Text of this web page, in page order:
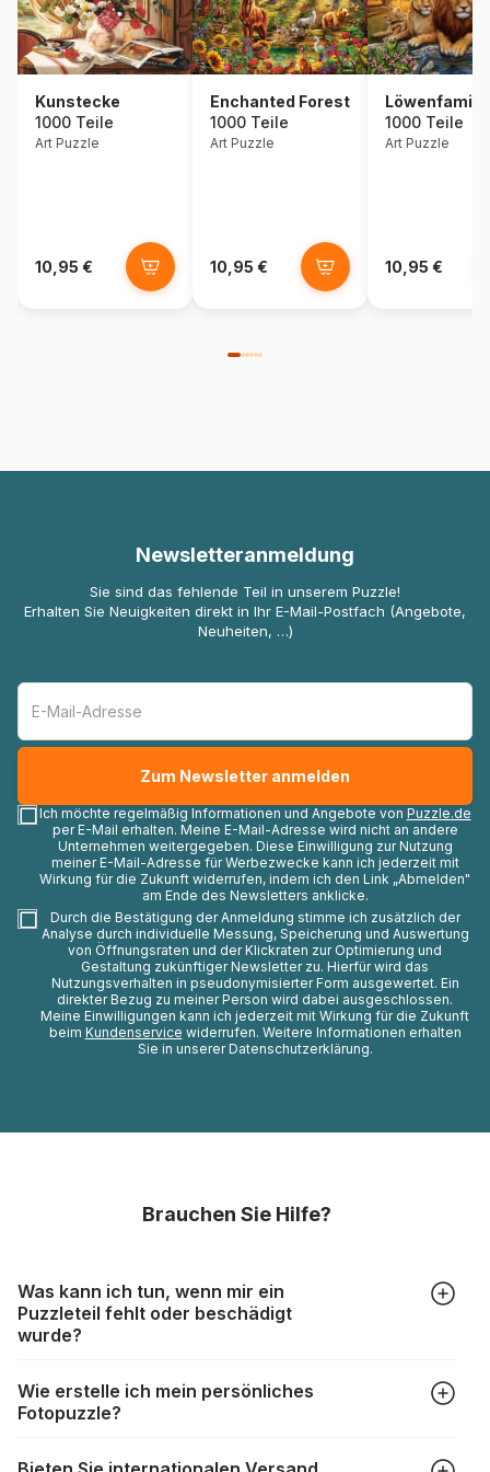
Kunstecke
1000 Teile
Art Puzzle
10,95 €
Enchanted Forest
1000 Teile
Art Puzzle
10,95 €
Löwenfamilie
1000 Teile
Art Puzzle
10,95 €
Newsletteranmeldung
Sie sind das fehlende Teil in unserem Puzzle!
Erhalten Sie Neuigkeiten direkt in Ihr E-Mail-Postfach (Angebote,
Neuheiten, …)
Ich möchte regelmäßig Informationen und Angebote von Puzzle.de
per E-Mail erhalten. Meine E-Mail-Adresse wird nicht an andere
Unternehmen weitergegeben. Diese Einwilligung zur Nutzung
meiner E-Mail-Adresse für Werbezwecke kann ich jederzeit mit
Wirkung für die Zukunft widerrufen, indem ich den Link „Abmelden"
am Ende des Newsletters anklicke.
Durch die Bestätigung der Anmeldung stimme ich zusätzlich der
Analyse durch individuelle Messung, Speicherung und Auswertung
von Öffnungsraten und der Klickraten zur Optimierung und
Gestaltung zukünftiger Newsletter zu. Hierfür wird das
Nutzungsverhalten in pseudonymisierter Form ausgewertet. Ein
direkter Bezug zu meiner Person wird dabei ausgeschlossen.
Meine Einwilligungen kann ich jederzeit mit Wirkung für die Zukunft
beim Kundenservice widerrufen. Weitere Informationen erhalten
Sie in unserer Datenschutzerklärung.
Brauchen Sie Hilfe?
Was kann ich tun, wenn mir ein
Puzzleteil fehlt oder beschädigt
wurde?
aber trotzdem kann es vorkommen, dass Teile beschädigt
werden oder verloren gehen. Mit solchen Fällen gehen
https://www.puzzle.de/puzzleteile-fehlen.html
Wie erstelle ich mein persönliches
Fotopuzzle?